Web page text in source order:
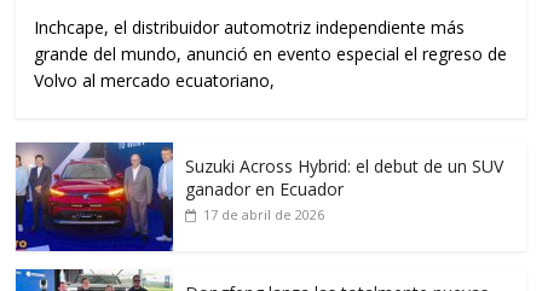
Inchcape, el distribuidor automotriz independiente más
grande del mundo, anunció en evento especial el regreso de
Volvo al mercado ecuatoriano,
Suzuki Across Hybrid: el debut de un SUV
ganador en Ecuador
17 de abril de 2026